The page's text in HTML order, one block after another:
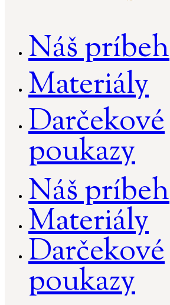
Náš príbeh
Materiály
Darčekové
poukazy
Náš príbeh
Materiály
Darčekové
poukazy